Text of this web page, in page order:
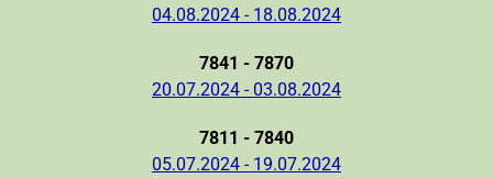
04.08.2024 - 18.08.2024
7841 - 7870
20.07.2024 - 03.08.2024
7811 - 7840
05.07.2024 - 19.07.2024